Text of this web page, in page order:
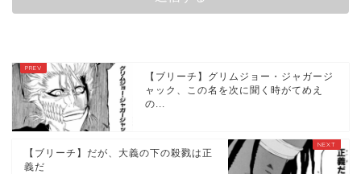
【ブリーチ】グリムジョー・ジャガージ
ャック、この名を次に聞く時がてめえ
の...
【ブリーチ】だが、大義の下の殺戮は正
義だ